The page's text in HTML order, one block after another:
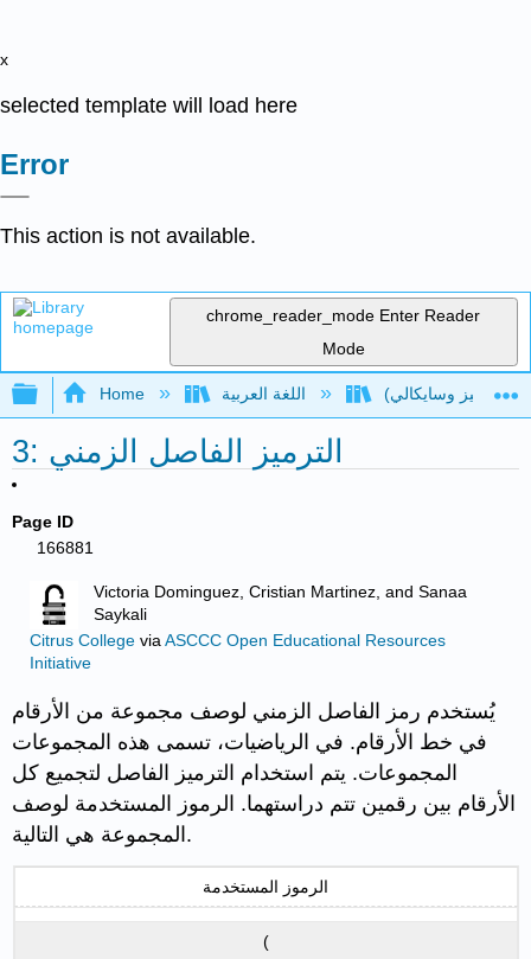
x
selected template will load here
Error
This action is not available.
chrome_reader_mode Enter Reader
Mode
Expand/collapse global hierarchy
Home
3: الترميز الفاصل الزمني
Page ID
166881
Victoria Dominguez, Cristian Martinez, and Sanaa
Saykali
Citrus Collegevia ASCCC Open Educational Resources
Initiative
يُستخدم رمز الفاصل الزمني لوصف مجموعة من الأرقام
في خط الأرقام. في الرياضيات، تسمى هذه المجموعات
المجموعات. يتم استخدام الترميز الفاصل لتجميع كل
الأرقام بين رقمين تتم دراستهما. الرموز المستخدمة لوصف
المجموعة هي التالية.
الرموز المستخدمة
(